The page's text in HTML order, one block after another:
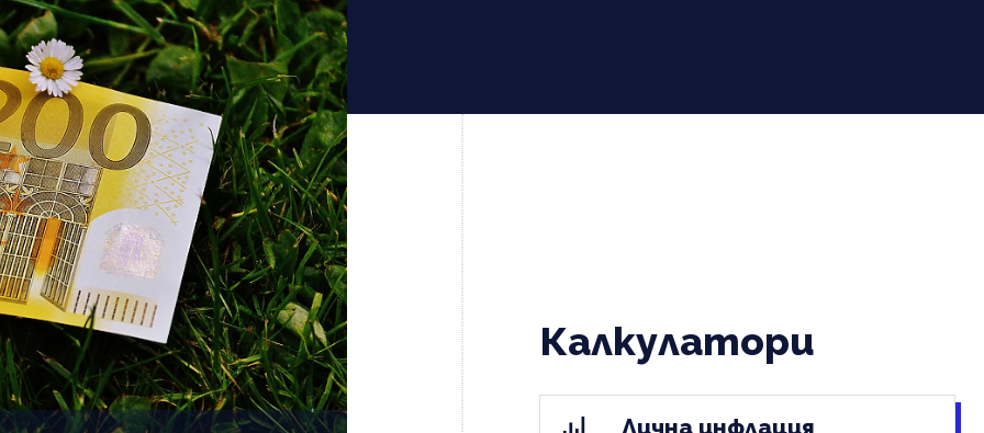
Калкулатори
Лична инфлация